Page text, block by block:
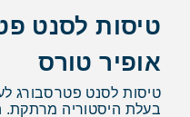
טיסות לסנט
אופיר טורס
טיסות לסנט פטרסבורג
בעלת היסטוריה מרתקת.